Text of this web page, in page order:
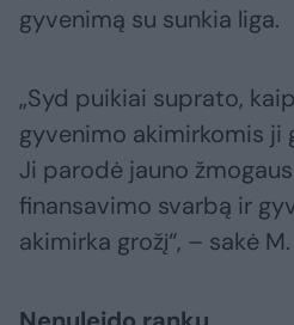
gyvenimą su sunkia liga.
„Syd puikiai suprato,
gyvenimo akimirkomis ji
Ji parodė jauno
finansavimo svarbą ir
akimirka grožį“, – sakė